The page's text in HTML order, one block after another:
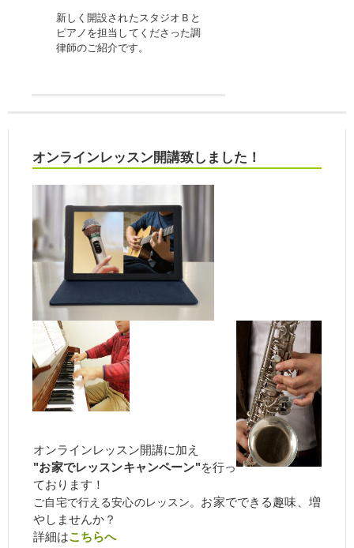
新しく開設されたスタジオＢと
ピアノを担当してくださった調
律師のご紹介です。
オンラインレッスン開講致しました！
オンラインレッスン開講に加え
"お家でレッスンキャンペーン"を行っ
ております！
ご自宅で行える安心のレッスン。 お家でできる趣味、増
やしませんか？
詳細はこちらへ